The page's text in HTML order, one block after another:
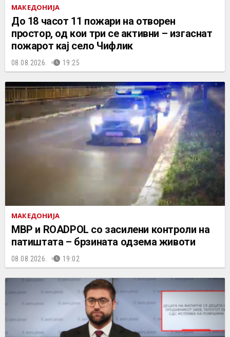
МАКЕДОНИЈА
До 18 часот 11 пожари на отворен
простор, од кои три се активни – изгаснат
пожарот кај село Чифлик
08.08.2026. 19:25
МАКЕДОНИЈА
МВР и ROADPOL со засилени контроли на
патиштата – брзината одзема животи
08.08.2026. 19:02